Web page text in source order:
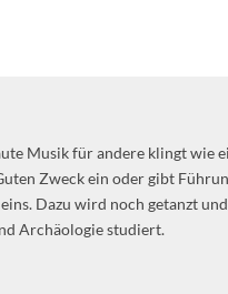
Musik für andere klingt wie
Zweck ein oder gibt
Dazu wird noch getanzt
Archäologie studiert.